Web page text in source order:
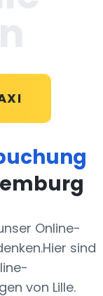
Online-
sind
von Lille.